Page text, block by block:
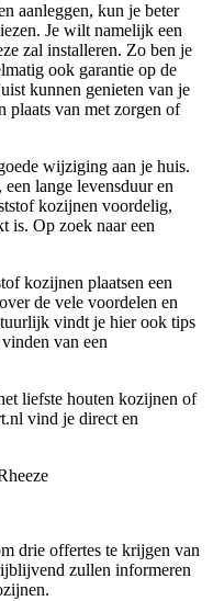
aanleggen, kun je beter
Je wilt namelijk een
zal installeren. Zo ben je
ook garantie op de
kunnen genieten van je
plaats van met zorgen of
wijziging aan je huis.
lange levensduur en
kozijnen voordelig,
is. Op zoek naar een
kozijnen plaatsen een
de vele voordelen en
vindt je hier ook tips
van een
liefste houten kozijnen of
vind je direct en
drie offertes te krijgen van
zullen informeren